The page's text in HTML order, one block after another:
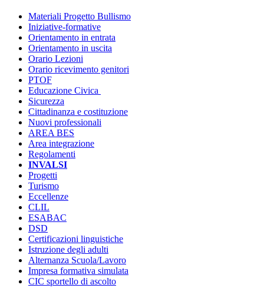
Materiali Progetto Bullismo
Iniziative-formative
Orientamento in entrata
Orientamento in uscita
Orario Lezioni
Orario ricevimento genitori
PTOF
Educazione Civica
Sicurezza
Cittadinanza e costituzione
Nuovi professionali
AREA BES
Area integrazione
Regolamenti
INVALSI
Progetti
Turismo
Eccellenze
CLIL
ESABAC
DSD
Certificazioni linguistiche
Istruzione degli adulti
Alternanza Scuola/Lavoro
Impresa formativa simulata
CIC sportello di ascolto